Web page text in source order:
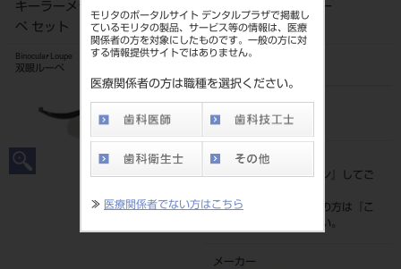
モリタのポータルサイト デンタルプラザで掲載し
ているモリタの製品、サービス等の情報は、医療
関係者の方を対象にしたものです。一般の方に対
する情報提供サイトではありません。
医療関係者の方は職種を選択ください。
≫ 医療関係者でない方はこちら
キーラーメディビューフレーム ＋パノラミックXLルー
ペ セット P5542
Binocular Loupe
双眼ルーペ
品目コード
206720129
標準価格
価格の確認は『ログイン
』してご
ネット会員登録がまだの方は『
こ
』より登録ください。
メーカー
コードレスLEDライト
取り扱い上の注意事項
製品情報